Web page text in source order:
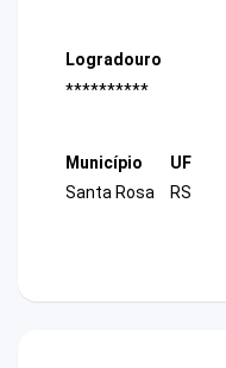
Logradouro
**********
Município
Santa Rosa
UF
RS